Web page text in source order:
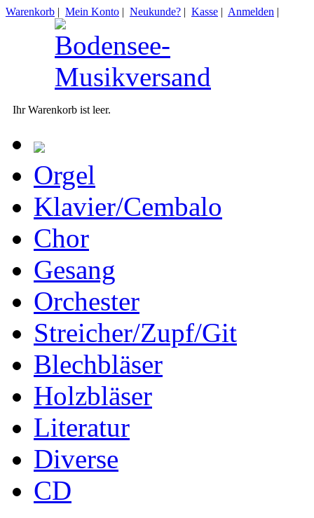
Warenkorb | Mein Konto | Neukunde? | Kasse | Anmelden |
Ihr Warenkorb ist leer.
Orgel
Klavier/Cembalo
Chor
Gesang
Orchester
Streicher/Zupf/Git
Blechbläser
Holzbläser
Literatur
Diverse
CD